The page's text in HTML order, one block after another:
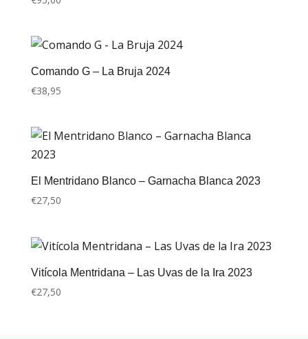
Comando G – La Bruja 2024
€38,95
El Mentridano Blanco – Garnacha Blanca 2023
€27,50
Vitícola Mentridana – Las Uvas de la Ira 2023
€27,50